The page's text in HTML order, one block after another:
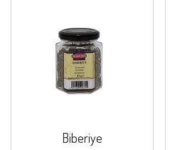
Biberiye